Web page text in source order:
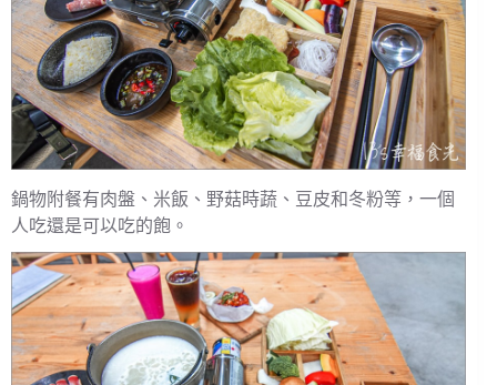
鍋物附餐有肉盤、米飯、野菇時蔬、豆皮和冬粉等，一個
人吃還是可以吃的飽。